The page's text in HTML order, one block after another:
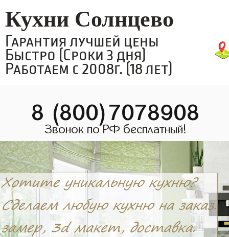
Кухни Солнцево
Гарантия лучшей цены
Быстро (Сроки 3 дня)
Работаем с 2008г. (18 лет)
8 (800)7078908
Звонок по РФ бесплатный!